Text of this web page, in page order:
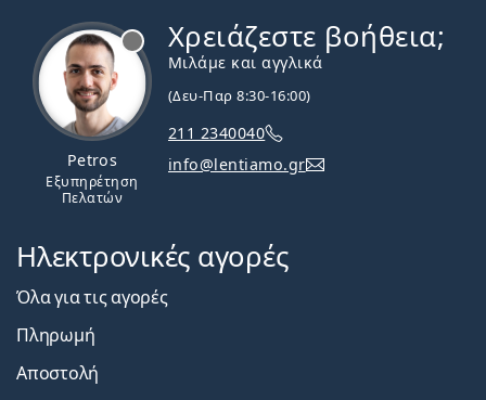
Petros
Εξυπηρέτηση
Πελατών
Χρειάζεστε βοήθεια;
Μιλάμε και αγγλικά
(Δευ-Παρ 8:30-16:00)
211 2340040
info@lentiamo.gr
Ηλεκτρονικές αγορές
Όλα για τις αγορές
Πληρωμή
Αποστολή